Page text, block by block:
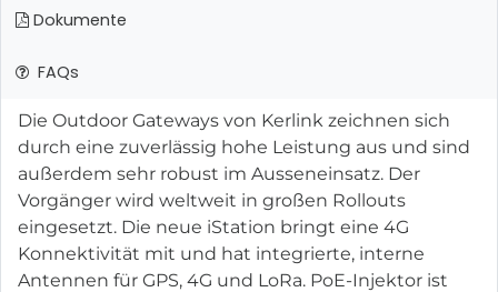
Dokumente
FAQs
Die Outdoor Gateways von Kerlink zeichnen sich
durch eine zuverlässig hohe Leistung aus und sind
außerdem sehr robust im Ausseneinsatz. Der
Vorgänger wird weltweit in großen Rollouts
eingesetzt. Die neue iStation bringt eine 4G
Konnektivität mit und hat integrierte, interne
Antennen für GPS, 4G und LoRa. PoE-Injektor ist